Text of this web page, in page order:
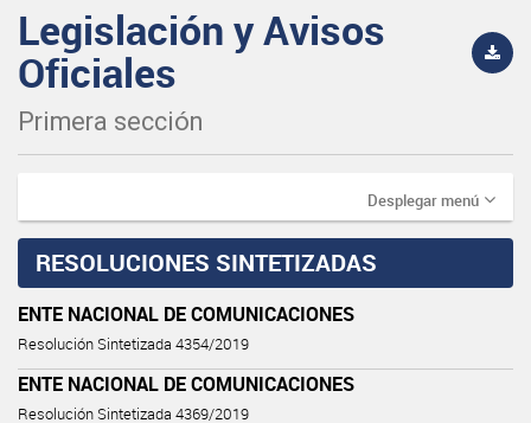
Legislación y Avisos
Oficiales
Primera sección
Desplegar menú
RESOLUCIONES SINTETIZADAS
ENTE NACIONAL DE COMUNICACIONES
Resolución Sintetizada 4354/2019
ENTE NACIONAL DE COMUNICACIONES
Resolución Sintetizada 4369/2019